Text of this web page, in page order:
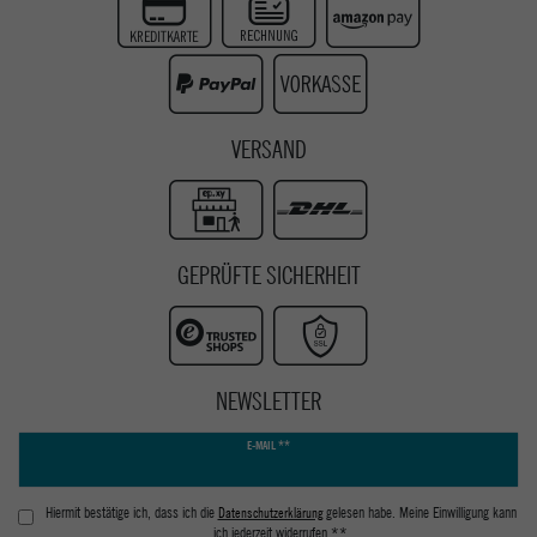
Instagram
Youtube
VERSAND
GEPRÜFTE SICHERHEIT
NEWSLETTER
E-MAIL **
Hiermit bestätige ich, dass ich die Daten­schutz­erklärunggelesen habe. Meine Einwilligung kann
ich jederzeit widerrufen.**